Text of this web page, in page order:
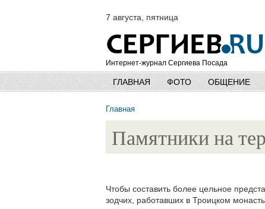
7 августа, пятница
Интернет-журнал Сергиева Посада
ГЛАВНАЯ ФОТО ОБЩЕНИЕ
Главная
Памятники на
Чтобы составить более цельное
зодчих, работавших в Троицком